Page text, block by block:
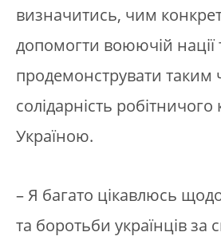
визначитись, чим
допомогти воюючій нації
продемонструвати таким
солідарність
Україною.
– Я багато цікавлюсь щодо
та боротьби українців за